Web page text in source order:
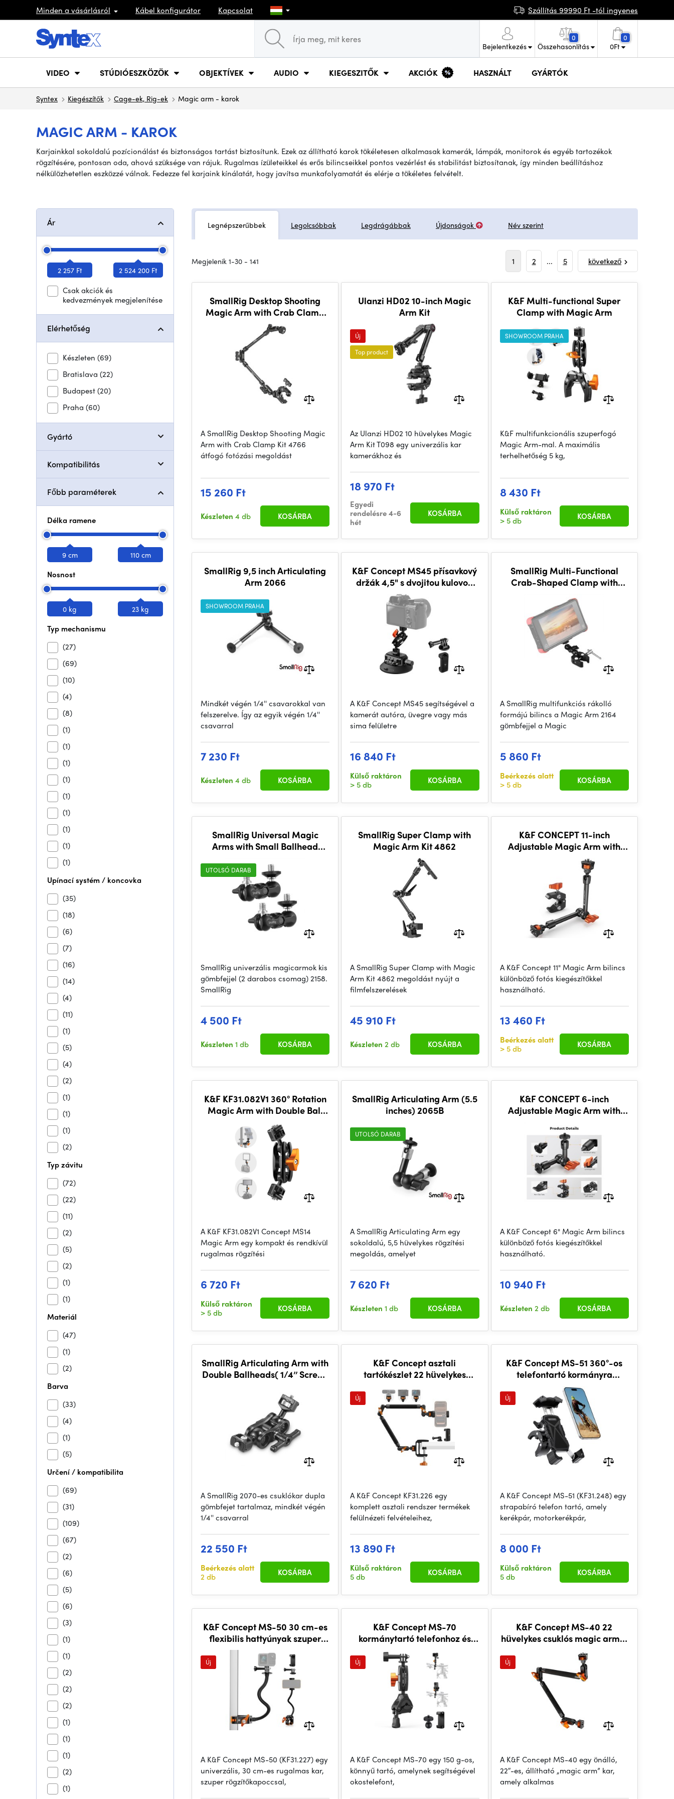
Minden a vásárlásról Kábel konfigurátor Kapcsolat Szállítás 99990 Ft -tól ingyenes
Bejelentkezés
0
Összehasonlítás
0
0Ft
VIDEO STÚDIÓESZKÖZÖK OBJEKTÍVEK AUDIO KIEGESZITŐK AKCIÓK HASZNÁLT GYÁRTÓK
Syntex Kiegészítők Cage-ek, Rig-ek Magic arm - karok
MAGIC ARM - KAROK
Karjainkkal sokoldalú pozícionálást és biztonságos tartást biztosítunk. Ezek az állítható karok tökéletesen alkalmasak kamerák, lámpák, monitorok és egyéb tartozékok
rögzítésére, pontosan oda, ahová szüksége van rájuk. Rugalmas ízületeikkel és erős bilincseikkel pontos vezérlést és stabilitást biztosítanak, így minden beállításhoz
nélkülözhetetlen eszközzé válnak. Fedezze fel karjaink kínálatát, hogy javítsa munkafolyamatát és elérje a tökéletes felvételt.
Ár
2 257 Ft 2 524 200 Ft
Csak akciók és
kedvezmények megjelenítése
Elérhetőség
Készleten (69)
Bratislava (22)
Budapest(20)
Praha (60)
Gyártó
Kompatibilitás
Főbb paraméterek
Délka ramene
9 cm 110 cm
Nosnost
0 kg 23 kg
Typ mechanismu
(27)
(69)
(10)
(4)
(8)
(1)
(1)
(1)
(1)
(1)
(1)
(1)
(1)
(1)
Upínací systém / koncovka
(35)
(18)
(6)
(7)
(16)
(14)
(4)
(11)
(1)
(5)
(4)
(2)
(1)
(1)
(1)
(2)
Typ závitu
(72)
(22)
(11)
(2)
(5)
(2)
(1)
(1)
Materiál
(47)
(1)
(2)
Barva
(33)
(4)
(1)
(5)
Určení / kompatibilita
(69)
(31)
(109)
(67)
(2)
(6)
(5)
(6)
(3)
(1)
(1)
(2)
(2)
(2)
(1)
(1)
(1)
(2)
(1)
Legnépszerűbbek Legolcsóbbak Legdrágábbak Újdonságok Név szerint
Megjelenik 1-30 - 141 1 2 ... 5 következő
SmallRig Desktop Shooting
Magic Arm with Crab Clamp
Kit 4766
A SmallRig Desktop Shooting Magic
Arm with Crab Clamp Kit 4766
átfogó fotózási megoldást
15 260 Ft
Készleten 4 db KOSÁRBA
Ulanzi HD02 10-inch Magic
Arm Kit
Új
Top product
Az Ulanzi HD02 10 hüvelykes Magic
Arm Kit T098 egy univerzális kar
kamerákhoz és
18 970 Ft
Egyedi
rendelésre 4-6
hét
KOSÁRBA
K&F Multi-functional Super
Clamp with Magic Arm
SHOWROOM PRAHA
K&F multifunkcionális szuperfogó
Magic Arm-mal. A maximális
terhelhetőség 5 kg,
8 430 Ft
Külső raktáron
> 5 db
KOSÁRBA
SmallRig 9,5 inch Articulating
Arm 2066
SHOWROOM PRAHA
Mindkét végén 1/4'' csavarokkal van
felszerelve. Így az egyik végén 1/4''
csavarral
7 230 Ft
Készleten 4 db KOSÁRBA
K&F Concept MS45 přísavkový
držák 4,5" s dvojitou kulovou
hlavou a magic arm
A K&F Concept MS45 segítségével a
kamerát autóra, üvegre vagy más
sima felületre
16 840 Ft
Külső raktáron
> 5 db
KOSÁRBA
SmallRig Multi-Functional
Crab-Shaped Clamp with
A SmallRig multifunkciós rákolló
formájú bilincs a Magic Arm 2164
gömbfejjel a Magic
5 860 Ft
Beérkezés alatt
> 5 db
KOSÁRBA
SmallRig Universal Magic
Arms with Small Ballhead
UTOLSÓ DARAB
SmallRig univerzális magicarmok kis
gömbfejjel (2 darabos csomag) 2158.
SmallRig
4 500 Ft
Készleten 1 db KOSÁRBA
SmallRig Super Clamp with
Magic Arm Kit 4862
A SmallRig Super Clamp with Magic
Arm Kit 4862 megoldást nyújt a
filmfelszerelések
45 910 Ft
Készleten2 db KOSÁRBA
K&F CONCEPT 11-inch
Adjustable Magic Arm with
Super Clamp, 1/4" & 3/8"
Threads, 1/4" Screws for Flas
A K&F Concept 11" Magic Arm bilincs
különböző fotós kiegészítőkkel
használható.
13 460 Ft
Beérkezés alatt
> 5 db
KOSÁRBA
K&F KF31.082V1 360° Rotation
Magic Arm with Double Ball
Heads
A K&F KF31.082V1 Concept MS14
Magic Arm egy kompakt és rendkívül
rugalmas rögzítési
6 720 Ft
Külső raktáron
> 5 db
KOSÁRBA
SmallRig Articulating Arm (5.5
inches) 2065B
UTOLSÓ DARAB
A SmallRig Articulating Arm egy
sokoldalú, 5,5 hüvelykes rögzítési
megoldás, amelyet
7 620 Ft
Készleten1 db KOSÁRBA
K&F CONCEPT 6-inch
Adjustable Magic Arm with
Threads, 1/4" Screws for Flash
A K&F Concept 6" Magic Arm bilincs
különböző fotós kiegészítőkkel
használható.
10 940 Ft
Készleten 2 db KOSÁRBA
SmallRig Articulating Arm with
Double Ballheads( 1/4’’ Screw)
A SmallRig 2070-es csuklókar dupla
gömbfejet tartalmaz, mindkét végén
1/4'' csavarral
22 550 Ft
Beérkezés alatt
2 db
KOSÁRBA
K&F Concept asztali
tartókészlet 22 hüvelykes
Új
A K&F Concept KF31.226 egy
komplett asztali rendszer termékek
felülnézeti felvételeihez,
13 890 Ft
Külső raktáron
5 db
KOSÁRBA
K&F Concept MS-51 360°-os
telefontartó kormányra
(KF31.248)
Új
A K&F Concept MS-51 (KF31.248) egy
strapabíró telefon tartó, amely
kerékpár, motorkerékpár,
8 000 Ft
Külső raktáron
5 db
KOSÁRBA
K&F Concept MS-50 30 cm-es
flexibilis hattyúnyak szuper
bilinccsel (KF31.227)
Új
A K&F Concept MS-50 (KF31.227) egy
univerzális, 30 cm-es rugalmas kar,
szuper rögzítőkapoccsal,
K&F Concept MS-70
kormánytartó telefonhoz és
akciókamerához
Új
A K&F Concept MS-70 egy 150 g-os,
könnyű tartó, amelynek segítségével
okostelefont,
K&F Concept MS-40 22
hüvelykes csuklós magic arm, 1
Új
A K&F Concept MS-40 egy önálló,
22″-es, állítható „magic arm” kar,
amely alkalmas